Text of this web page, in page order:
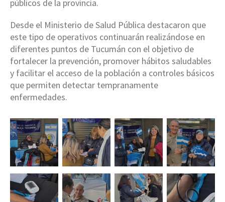
públicos de la provincia.
Desde el Ministerio de Salud Pública destacaron que
este tipo de operativos continuarán realizándose en
diferentes puntos de Tucumán con el objetivo de
fortalecer la prevención, promover hábitos saludables
y facilitar el acceso de la población a controles básicos
que permiten detectar tempranamente
enfermedades.